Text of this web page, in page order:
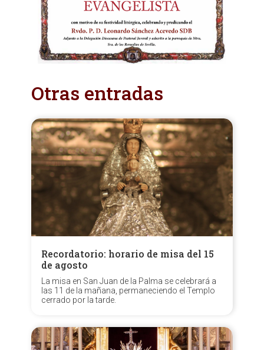
Otras entradas
Recordatorio: horario de misa del 15
de agosto
La misa en San Juan de la Palma se celebrará a
las 11 de la mañana, permaneciendo el Templo
cerrado por la tarde.